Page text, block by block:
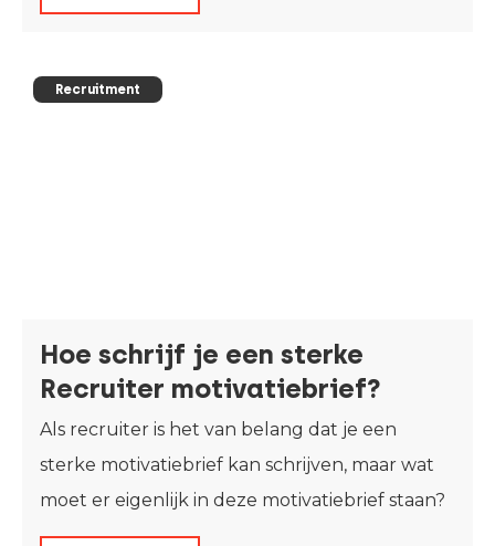
Recruitment
Hoe schrijf je een sterke
Recruiter motivatiebrief?
Als recruiter is het van belang dat je een
sterke motivatiebrief kan schrijven, maar wat
moet er eigenlijk in deze motivatiebrief staan?